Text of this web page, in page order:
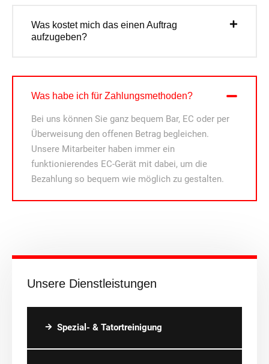
Unsere Dienstleistungen
Spezial- & Tatortreinigung
Was kostet mich das einen Auftrag
aufzugeben?
Was habe ich für Zahlungsmethoden?
Bei uns können Sie ganz bequem Bar, EC oder per
Überweisung den offenen Betrag begleichen.
Unsere Mitarbeiter haben immer ein
funktionierendes EC-Gerät mit dabei, um die
Bezahlung so bequem wie möglich zu gestalten.